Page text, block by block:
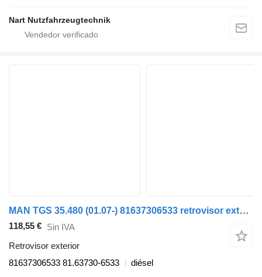
Nart Nutzfahrzeugtechnik
MAN TGS 35.480 (01.07-) 81637306533 retrovisor exterior para MAN TGL, TGM, TGS, TGX (2005-2021) cabeza tractora
118,55 € Sin IVA
Retrovisor exterior
81637306533 81.63730-6533
diésel